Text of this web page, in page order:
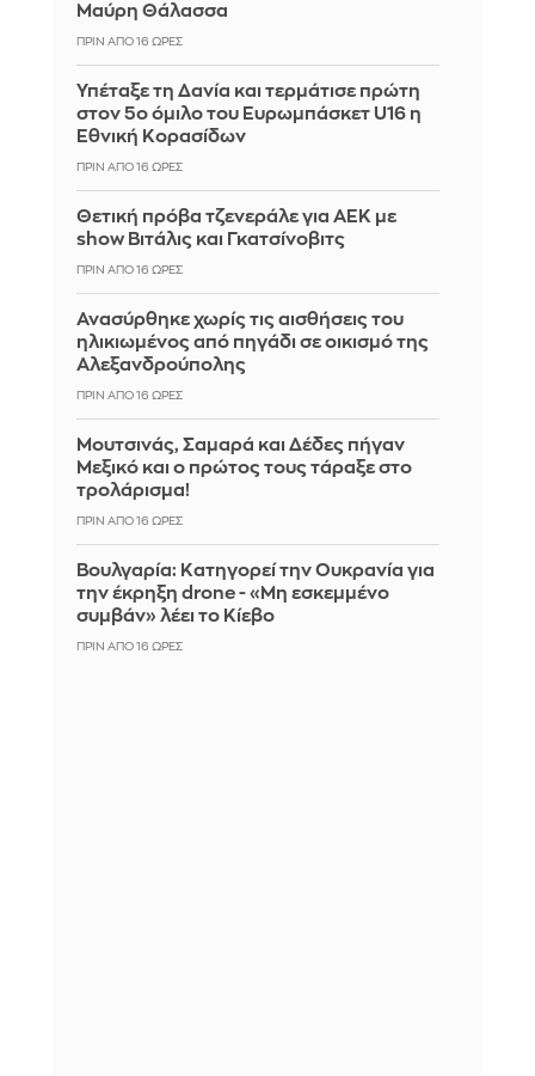
Μαύρη Θάλασσα
ΠΡΙΝ ΑΠΌ 16 ΏΡΕΣ
Υπέταξε τη Δανία και τερμάτισε πρώτη
στον 5ο όμιλο του Ευρωμπάσκετ U16 η
Εθνική Κορασίδων
ΠΡΙΝ ΑΠΌ 16 ΏΡΕΣ
Θετική πρόβα τζενεράλε για ΑΕΚ με
show Βιτάλις και Γκατσίνοβιτς
ΠΡΙΝ ΑΠΌ 16 ΏΡΕΣ
Ανασύρθηκε χωρίς τις αισθήσεις του
ηλικιωμένος από πηγάδι σε οικισμό της
Αλεξανδρούπολης
ΠΡΙΝ ΑΠΌ 16 ΏΡΕΣ
Μουτσινάς, Σαμαρά και Δέδες πήγαν
Μεξικό και ο πρώτος τους τάραξε στο
τρολάρισμα!
ΠΡΙΝ ΑΠΌ 16 ΏΡΕΣ
Βουλγαρία: Κατηγορεί την Ουκρανία για
την έκρηξη drone - «Μη εσκεμμένο
συμβάν» λέει το Κίεβο
ΠΡΙΝ ΑΠΌ 16 ΏΡΕΣ